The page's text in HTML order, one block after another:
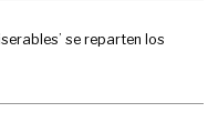
se reparten los